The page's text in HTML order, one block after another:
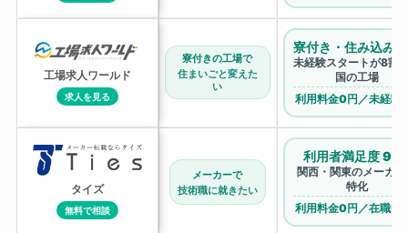
工場求人ワールド
求人を見る
寮付きの工場で
住まいごと変えた
い
寮付き・住み込み
未経験スタートが8割
国の工場
利用料金0円／未経験
タイズ
無料で相談
メーカーで
技術職に就きたい
利用者満足度
関西・関東のメーカ
特化
利用料金0円／在職中